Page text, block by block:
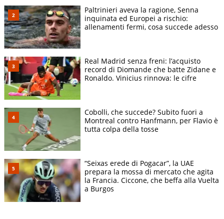
Paltrinieri aveva la ragione, Senna
inquinata ed Europei a rischio:
allenamenti fermi, cosa succede adesso
Real Madrid senza freni: l’acquisto
record di Diomande che batte Zidane e
Ronaldo. Vinicius rinnova: le cifre
Cobolli, che succede? Subito fuori a
Montreal contro Hanfmann, per Flavio è
tutta colpa della tosse
“Seixas erede di Pogacar”, la UAE
prepara la mossa di mercato che agita
la Francia. Ciccone, che beffa alla Vuelta
a Burgos